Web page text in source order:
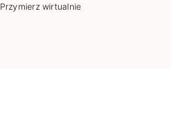
Przymierz wirtualnie